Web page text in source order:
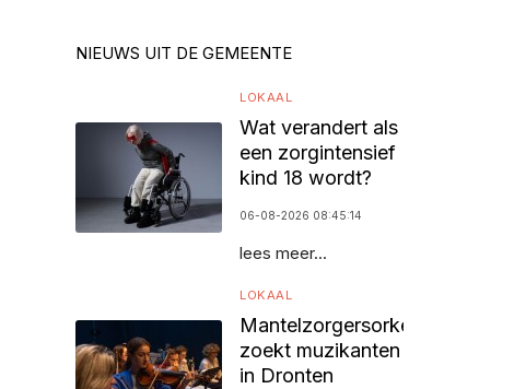
NIEUWS UIT DE GEMEENTE
LOKAAL
Wat verandert als
een zorgintensief
kind 18 wordt?
06-08-2026 08:45:14
lees meer...
LOKAAL
Mantelzorgersorkest
zoekt muzikanten
in Dronten